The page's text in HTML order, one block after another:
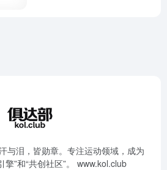
与泪，皆勋章。专注运动领域，成为
擎”和“共创社区”。 www.kol.club